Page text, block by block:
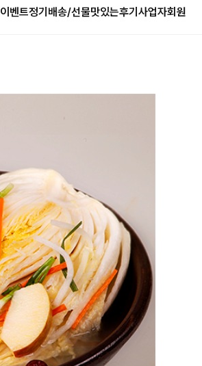
이벤트정기배송/선물맛있는후기 사업자회원